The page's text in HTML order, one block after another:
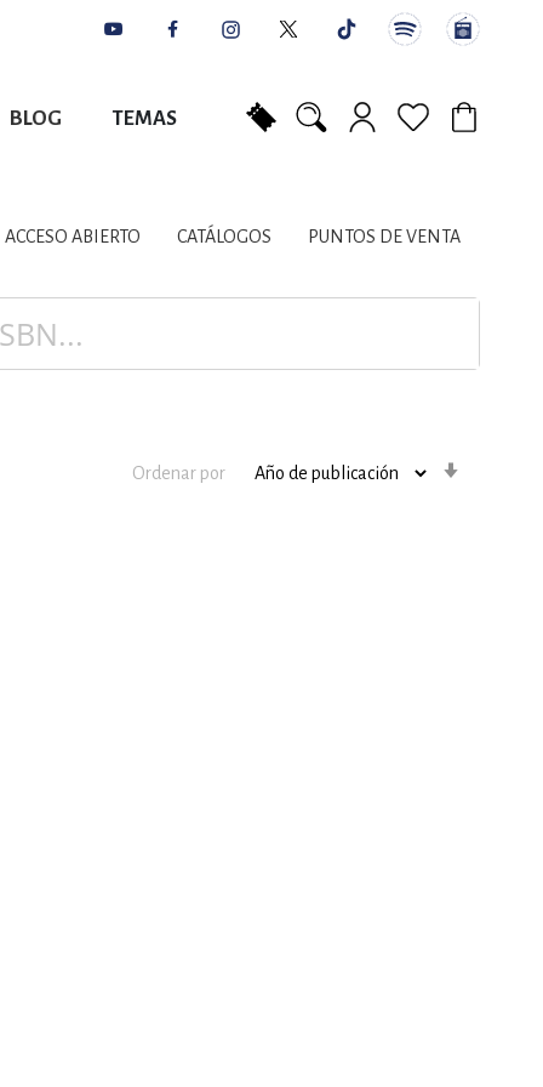
BLOG TEMAS
LITERARIOS
PLANIFICACIÓN
ACCESO ABIERTO CATÁLOGOS PUNTOS DE VENTA
Ordenar por